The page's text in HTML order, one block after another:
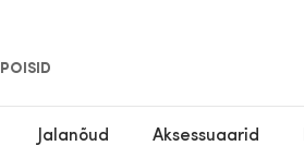
POISID
Jalanõud Aksessuaarid